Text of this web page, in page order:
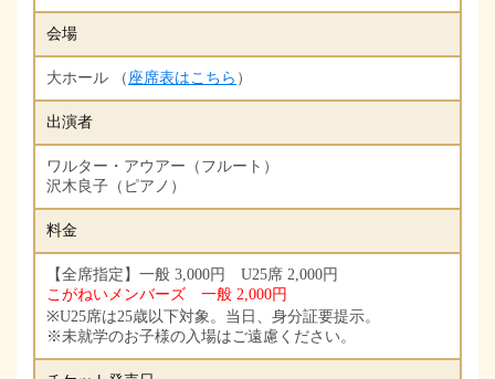
会場
大ホール （ 座席表はこちら ）
出演者
ワルター・アウアー（フルート）
沢木良子（ピアノ）
料金
【全席指定】一般 3,000円 U25席 2,000円
こがねいメンバーズ 一般 2,000円
※U25席は25歳以下対象。当日、身分証要提示。
※未就学のお子様の入場はご遠慮ください。